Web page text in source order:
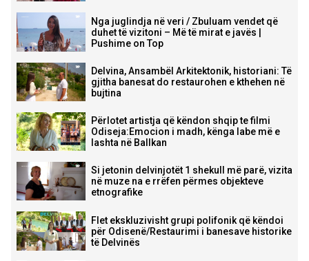
Nga juglindja në veri / Zbuluam vendet që
duhet të vizitoni – Më të mirat e javës |
Pushime on Top
Delvina, Ansambël Arkitektonik, historiani: Të
gjitha banesat do restaurohen e kthehen në
bujtina
Përlotet artistja që këndon shqip te filmi
Odiseja:Emocion i madh, kënga labe më e
lashta në Ballkan
Si jetonin delvinjotët 1 shekull më parë, vizita
në muze na e rrëfen përmes objekteve
etnografike
Flet ekskluzivisht grupi polifonik që këndoi
për Odisenë/Restaurimi i banesave historike
të Delvinës